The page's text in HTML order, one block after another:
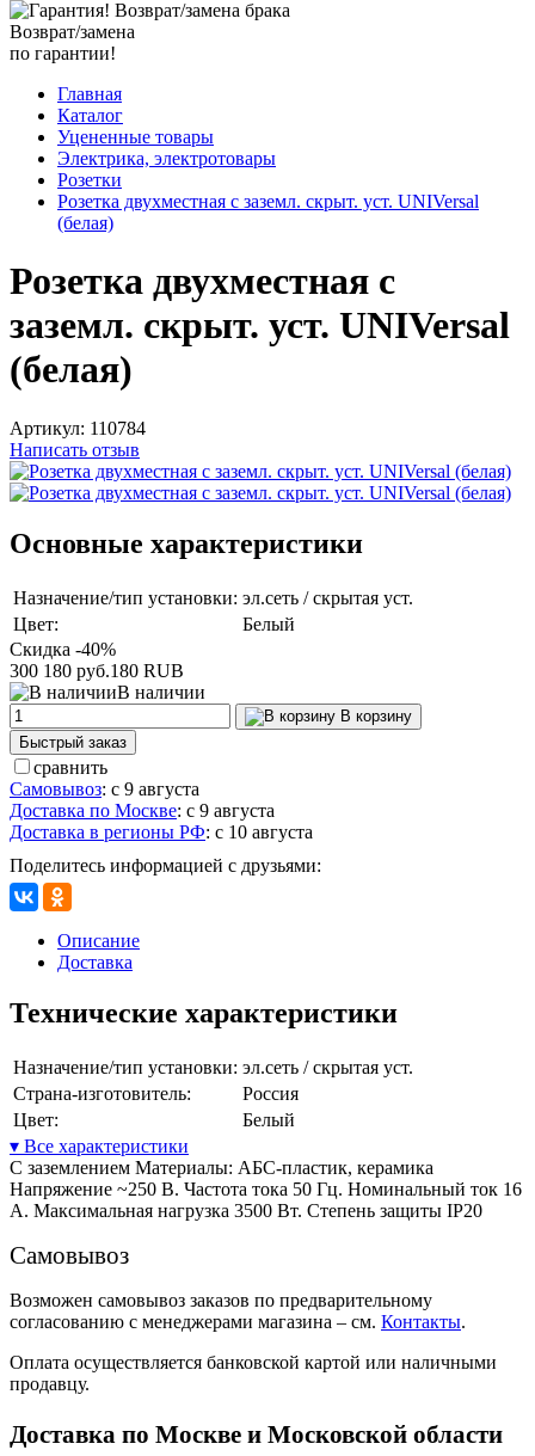
Возврат/замена
по гарантии!
Главная
Каталог
Уцененные товары
Электрика, электротовары
Розетки
Розетка двухместная с заземл. скрыт. уст. UNIVersal
(белая)
Розетка двухместная с
заземл. скрыт. уст. UNIVersal
(белая)
Артикул: 110784
Написать отзыв
Основные характеристики
Назначение/тип установки: эл.сеть / скрытая уст.
Цвет:
Белый
Скидка -40%
300 180 руб.180 RUB
В наличии
В корзину
Быстрый заказ
сравнить
Самовывоз: с 9 августа
Доставка по Москве: с 9 августа
Доставка в регионы РФ: с 10 августа
Поделитесь информацией с друзьями:
Описание
Доставка
Технические характеристики
Назначение/тип установки: эл.сеть / скрытая уст.
Страна-изготовитель:
Россия
Цвет:
Белый
▾ Все характеристики
С заземлением Материалы: АБС-пластик, керамика
Напряжение ~250 В. Частота тока 50 Гц. Номинальный ток 16
А. Максимальная нагрузка 3500 Вт. Степень защиты IP20
Самовывоз
Возможен самовывоз заказов по предварительному
согласованию с менеджерами магазина – см. Контакты.
Оплата осуществляется банковской картой или наличными
продавцу.
Доставка по Москве и Московской области